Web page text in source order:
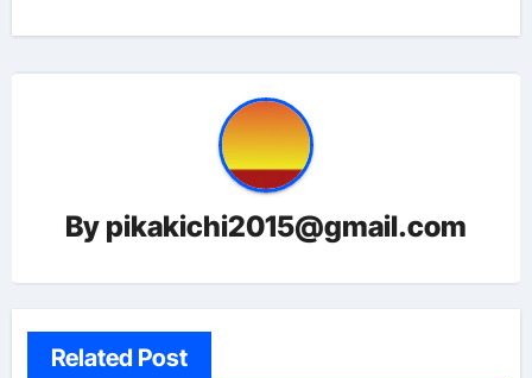
ゲ
ンBy pikakichi2015@gmail.com
Related Post